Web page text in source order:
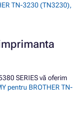
TN-3230 (TN3230),
SERIES vă oferim
pentru BROTHER TN-